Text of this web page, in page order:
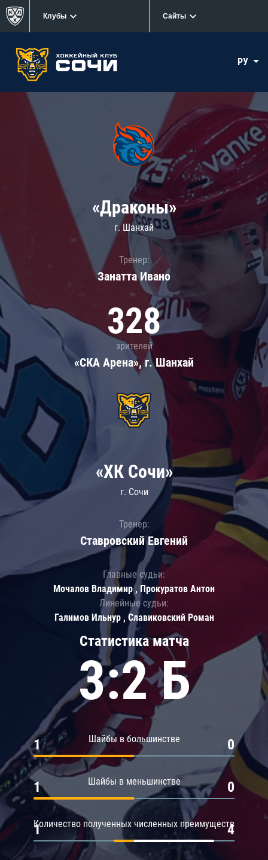
Клубы Сайты
РУ
«Драконы»
г. Шанхай
Тренер:
Занатта Иванo
328
зрителей
«СКА Арена», г. Шанхай
Статистика матча
3:2 Б
Шайбы в большинстве
1 0
Шайбы в меньшинстве
1 0
Количество полученных численных преимуществ
1 4
«ХК Сочи»
г. Сочи
Тренер:
Ставровский Евгений
Главные судьи:
Мочалов Владимир , Прокуратов Антон
Линейные судьи:
Галимов Ильнур , Славиковский Роман